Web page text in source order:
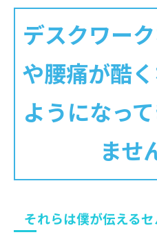
デスクワー
や腰痛が酷
ようになっ
ませ
それらは僕が伝える